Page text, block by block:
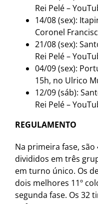
Rei Pelé –
14/08 (sex):
Coronel
21/08 (sex):
Rei Pelé –
04/09 (sex):
15h, no Ulrico
12/09 (sáb):
Rei Pelé –
REGULAMENTO
Na primeira fase,
divididos em três
em turno único. Os
dois melhores 11º
segunda fase. Os 32